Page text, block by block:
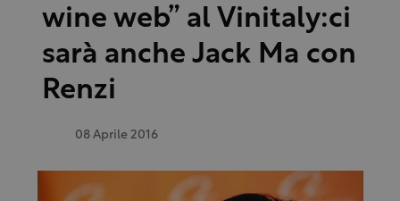
wine web” al Vinitaly:ci
sarà anche Jack Ma con
Renzi
08 Aprile 2016